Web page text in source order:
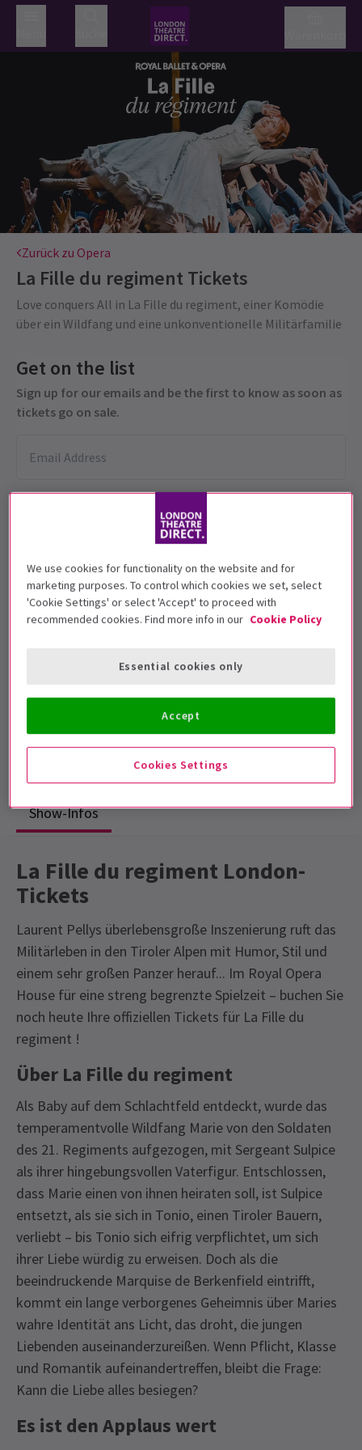
Zurück zu Opera
La Fille du regiment Tickets
Love conquers All in La Fille du regiment, einer Komödie
über ein Wildfang und eine unkonventionelle Militärfamilie
Get on the list
Sign up for our emails and be the first to know as soon as
tickets go on sale.
Diese Produktion wird für 5+-Jährige
empfohlen.
Royal Ballet and Opera
Laufzeit: 2hrs 40mins
Mit Pause
Show-Infos
La Fille du regiment London-
Tickets
Laurent Pellys überlebensgroße Inszenierung ruft das
Militärleben in den Tiroler Alpen mit Humor, Stil und
einem sehr großen Panzer herauf... Im Royal Opera
House für eine streng begrenzte Spielzeit – buchen Sie
noch heute Ihre offiziellen Tickets für La Fille du
regiment !
Über La Fille du regiment
Als Baby auf dem Schlachtfeld entdeckt, wurde das
temperamentvolle Wildfang Marie von den Soldaten
des 21. Regiments aufgezogen, mit Sergeant Sulpice
als ihrer hingebungsvollen Vaterfigur. Entschlossen,
dass Marie einen von ihnen heiraten soll, ist Sulpice
entsetzt, als sie sich in Tonio, einen Tiroler Bauern,
verliebt – bis Tonio sich eifrig verpflichtet, um sich
ihrer Liebe würdig zu erweisen. Doch als die
beeindruckende Marquise de Berkenfield eintrifft,
kommt ein lange verborgenes Geheimnis über Maries
wahre Identität ans Licht, das droht, die jungen
Liebenden auseinanderzureißen. Wenn Pflicht, Klasse
und Romantik aufeinandertreffen, bleibt die Frage:
Kann die Liebe alles besiegen?
Es ist den Applaus wert
We use cookies for functionality on the website and for
marketing purposes. To control which cookies we set, select
'Cookie Settings' or select 'Accept' to proceed with
recommended cookies. Find more info in our Cookie Policy
Cookies Settings
Essential cookies only
Accept